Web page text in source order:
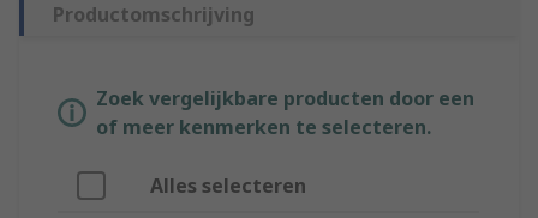
Productomschrijving
Zoek vergelijkbare producten door een
of meer kenmerken te selecteren.
Alles selecteren